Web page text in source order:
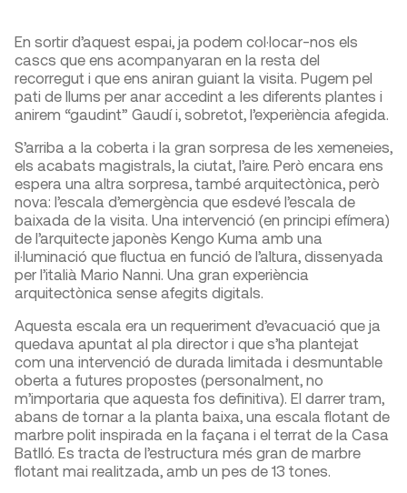
En sortir d’aquest espai, ja podem col·locar-nos els
cascs que ens acompanyaran en la resta del
recorregut i que ens aniran guiant la visita. Pugem pel
pati de llums per anar accedint a les diferents plantes i
anirem “gaudint” Gaudí i, sobretot, l’experiència afegida.
S’arriba a la coberta i la gran sorpresa de les xemeneies,
els acabats magistrals, la ciutat, l’aire. Però encara ens
espera una altra sorpresa, també arquitectònica, però
nova: l’escala d’emergència que esdevé l’escala de
baixada de la visita. Una intervenció (en principi efímera)
de l’arquitecte japonès Kengo Kuma amb una
il·luminació que fluctua en funció de l’altura, dissenyada
per l’italià Mario Nanni. Una gran experiència
arquitectònica sense afegits digitals.
Aquesta escala era un requeriment d’evacuació que ja
quedava apuntat al pla director i que s’ha plantejat
com una intervenció de durada limitada i desmuntable
oberta a futures propostes (personalment, no
m’importaria que aquesta fos definitiva). El darrer tram,
abans de tornar a la planta baixa, una escala flotant de
marbre polit inspirada en la façana i el terrat de la Casa
Batlló. Es tracta de l’estructura més gran de marbre
flotant mai realitzada, amb un pes de 13 tones.